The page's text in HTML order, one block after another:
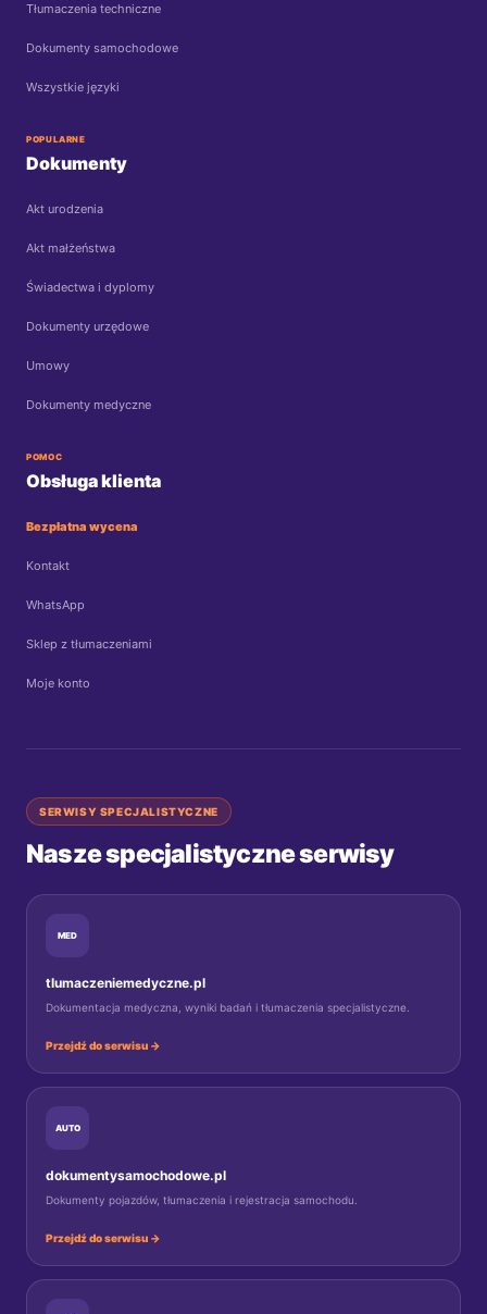
Tłumaczenia techniczne
Dokumenty samochodowe
Wszystkie języki
POPULARNE
Dokumenty
Akt urodzenia
Akt małżeństwa
Świadectwa i dyplomy
Dokumenty urzędowe
Umowy
Dokumenty medyczne
POMOC
Obsługa klienta
Bezpłatna wycena
Kontakt
WhatsApp
Sklep z tłumaczeniami
Moje konto
SERWISY SPECJALISTYCZNE
Nasze specjalistyczne serwisy
MED
tlumaczeniemedyczne.pl
Dokumentacja medyczna, wyniki badań i tłumaczenia specjalistyczne.
Przejdź do serwisu →
AUTO
dokumentysamochodowe.pl
Dokumenty pojazdów, tłumaczenia i rejestracja samochodu.
Przejdź do serwisu →